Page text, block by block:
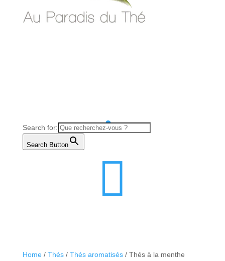
Search for:
Search Button

Home/ Thés/ Thés aromatisés/ Thés à la menthe